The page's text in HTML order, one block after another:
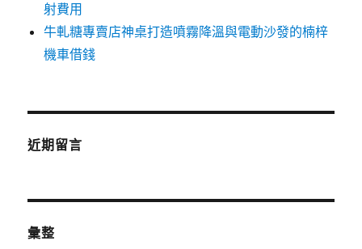
射費用
牛軋糖專賣店神桌打造噴霧降溫與電動沙發的楠梓
機車借錢
近期留言
彙整